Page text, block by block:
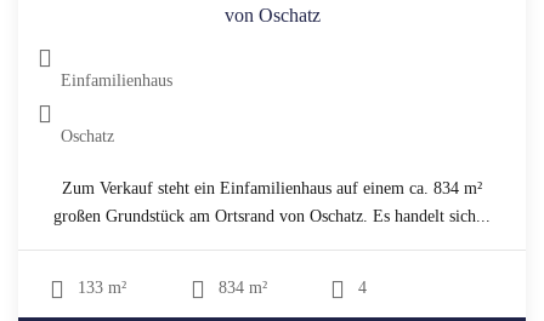
von Oschatz
Einfamilienhaus
Oschatz
Zum Verkauf steht ein Einfamilienhaus auf einem ca. 834 m²
großen Grundstück am Ortsrand von Oschatz. Es handelt sich...
133 m² 834 m² 4